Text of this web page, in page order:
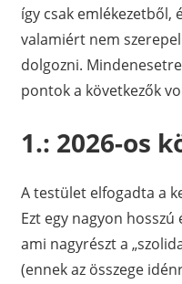
így csak emlékezetből,
valamiért nem
dolgozni.
pontok a következők
1.: 2026-os
A testület elfogadta a
Ezt egy nagyon
ami nagyrészt a
(ennek az összege